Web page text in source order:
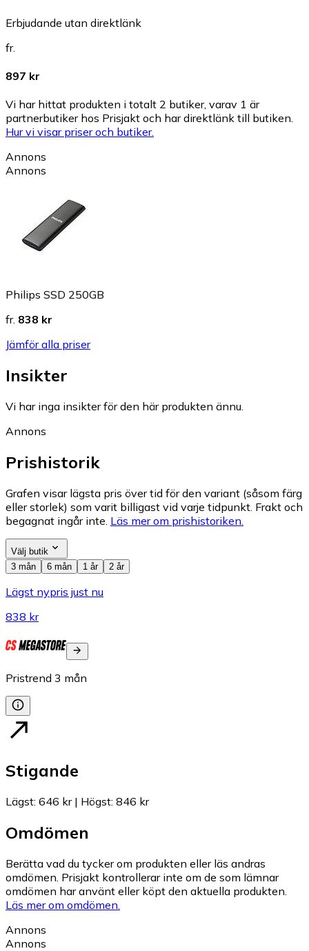
Erbjudande utan direktlänk
fr.
897 kr
Vi har hittat produkten i totalt 2 butiker, varav 1 är
partnerbutiker hos Prisjakt och har direktlänk till butiken.
Hur vi visar priser och butiker.
Annons
Annons
Philips SSD 250GB
fr. 838 kr
Jämför alla priser
Insikter
Vi har inga insikter för den här produkten ännu.
Annons
Prishistorik
Grafen visar lägsta pris över tid för den variant (såsom färg
eller storlek) som varit billigast vid varje tidpunkt. Frakt och
begagnat ingår inte. Läs mer om prishistoriken.
Välj butik
3 mån
6 mån 1 år 2 år
Lägst nypris just nu
838 kr
Pristrend 3 mån
Stigande
Lägst: 646 kr| Högst: 846 kr
Omdömen
Berätta vad du tycker om produkten eller läs andras
omdömen. Prisjakt kontrollerar inte om de som lämnar
omdömen har använt eller köpt den aktuella produkten.
Läs mer om omdömen.
Annons
Annons